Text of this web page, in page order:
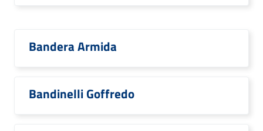
Bandera Armida
Bandinelli Goffredo